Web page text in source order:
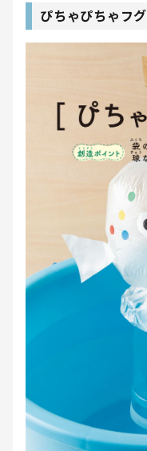
ぴちゃぴちゃフグ